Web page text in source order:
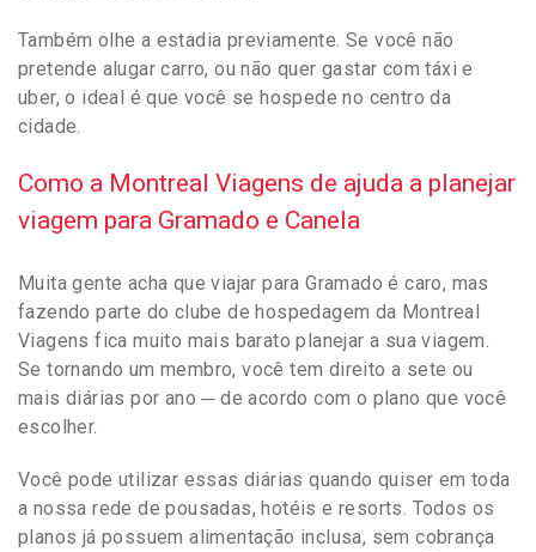
Também olhe a estadia previamente. Se você não
pretende alugar carro, ou não quer gastar com táxi e
uber, o ideal é que você se hospede no centro da
cidade.
Como a Montreal Viagens de ajuda a planejar
viagem para Gramado e Canela
Muita gente acha que viajar para Gramado é caro, mas
fazendo parte do clube de hospedagem da Montreal
Viagens fica muito mais barato planejar a sua viagem.
Se tornando um membro, você tem direito a sete ou
mais diárias por ano ─ de acordo com o plano que você
escolher.
Você pode utilizar essas diárias quando quiser em toda
a nossa rede de pousadas, hotéis e resorts. Todos os
planos já possuem alimentação inclusa, sem cobrança